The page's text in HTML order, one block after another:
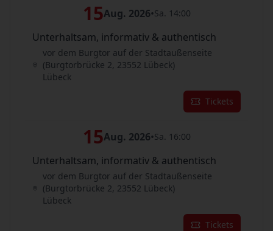
15Aug. 2026•Sa. 14:00
Unterhaltsam, informativ & authentisch
vor dem Burgtor auf der Stadtaußenseite
(Burgtorbrücke 2, 23552 Lübeck)
Lübeck
Tickets
15Aug. 2026•Sa. 16:00
Unterhaltsam, informativ & authentisch
vor dem Burgtor auf der Stadtaußenseite
(Burgtorbrücke 2, 23552 Lübeck)
Lübeck
Tickets